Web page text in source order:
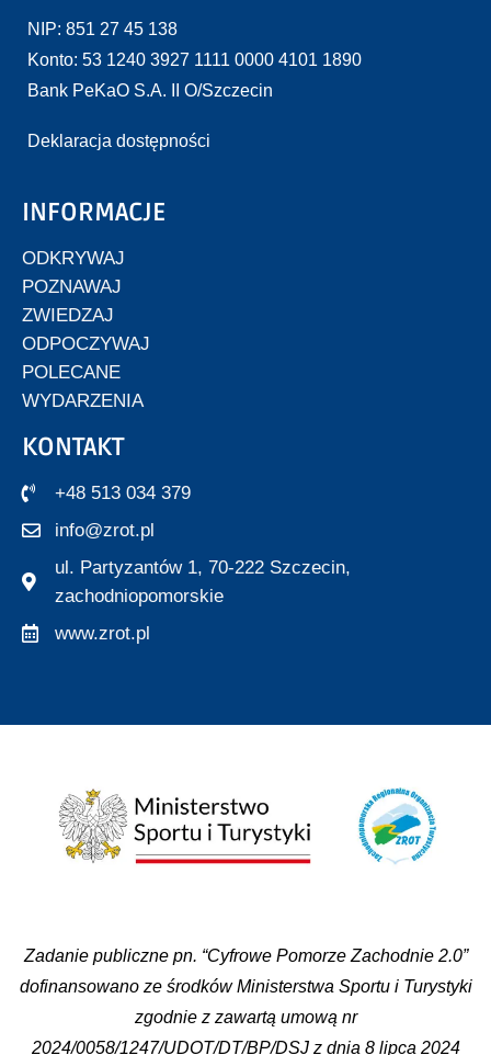
NIP: 851 27 45 138
Konto: 53 1240 3927 1111 0000 4101 1890
Bank PeKaO S.A. II O/Szczecin
Deklaracja dostępności
INFORMACJE
ODKRYWAJ
POZNAWAJ
ZWIEDZAJ
ODPOCZYWAJ
POLECANE
WYDARZENIA
KONTAKT
+48 513 034 379
info@zrot.pl
ul. Partyzantów 1, 70-222 Szczecin,
zachodniopomorskie
www.zrot.pl
Zadanie publiczne pn. “Cyfrowe Pomorze Zachodnie 2.0”
dofinansowano ze środków Ministerstwa Sportu i Turystyki
zgodnie z zawartą umową nr
2024/0058/1247/UDOT/DT/BP/DSJ z dnia 8 lipca 2024